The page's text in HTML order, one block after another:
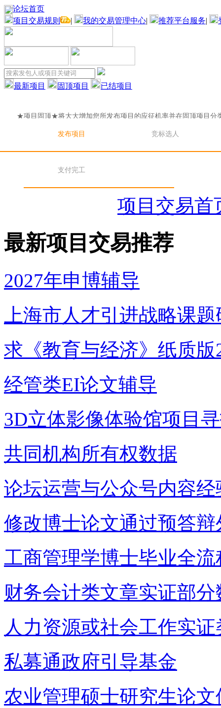
论坛首页
项目交易规则
| 我的交易管理中心| 推荐平台服务|
最新项目 固顶项目 已结项目
★项目固顶★将大大增加您所发布项目的应征机率并在固顶项目
目固顶★将大大增加您所发布项目的应征机率并在固顶项目
目固顶★将大大增加您所发布项目的应征机率并在固顶项目
发布项目 竞标选人
支付完工
项目交易首
最新项目交易推荐
2027年申博辅导
上海市人才引进战略课
求《教育与经济》纸质版
经管类EI论文辅导
3D立体影像体验馆项目
共同机构所有权数据
论坛运营与公众号内容经
修改博士论文通过预答
工商管理学博士毕业全流
财务会计类文章实证部
人力资源或社会工作实
私募通政府引导基金
农业管理硕士研究生论文